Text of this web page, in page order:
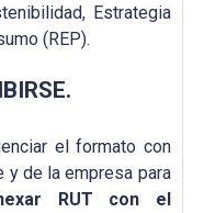
Estrategia
(REP).
el formato con
de la empresa para
RUT con el